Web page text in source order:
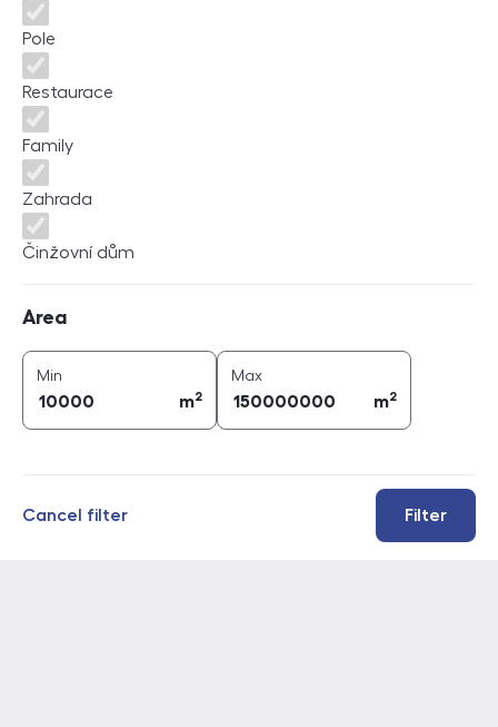
Pole
Restaurace
Family
Zahrada
Činžovní dům
Area
Min
m2
Maxarea (
m2
Filter
Cancel filter